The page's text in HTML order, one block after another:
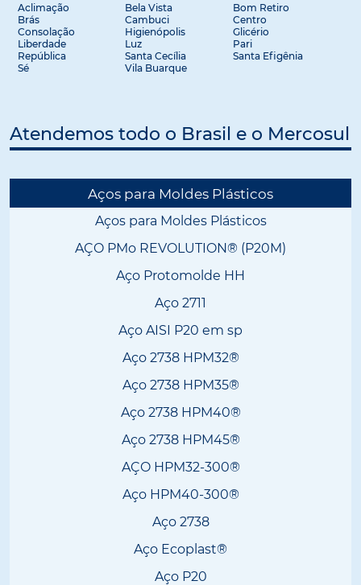
Aclimação Bela Vista
Bom Retiro
Brás
Cambuci
Centro
Consolação
Higienópolis
Glicério
Liberdade
Luz
Pari
República
Santa Cecília
Santa Efigênia
Sé
Vila Buarque
Atendemos todo o Brasil e o Mercosul
Aços para Moldes Plásticos
Aços para Moldes Plásticos
AÇO PMo REVOLUTION® (P20M)
Aço Protomolde HH
Aço 2711
Aço AISI P20 em sp
Aço 2738 HPM32®
Aço 2738 HPM35®
Aço 2738 HPM40®
Aço 2738 HPM45®
AÇO HPM32-300®
Aço HPM40-300®
Aço 2738
Aço Ecoplast®
Aço P20